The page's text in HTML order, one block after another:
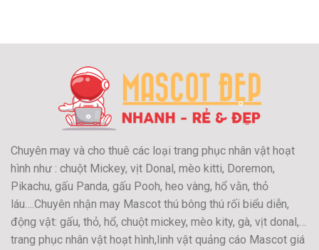
Chuyên may và cho thuê các loại trang phục nhân vật hoạt
hình như : chuột Mickey, vịt Donal, mèo kitti, Doremon,
Pikachu, gấu Panda, gấu Pooh, heo vàng, hổ vằn, thỏ
láu….Chuyên nhận may Mascot thú bông thú rối biểu diễn,
động vật: gấu, thỏ, hổ, chuột mickey, mèo kity, gà, vịt donal,…
trang phục nhân vật hoạt hình,linh vật quảng cáo Mascot giá